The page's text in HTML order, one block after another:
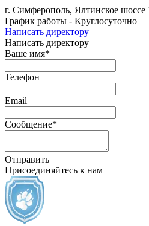
г. Симферополь, Ялтинское шоссе
График работы - Круглосуточно
Написать директору
Написать директору
Ваше имя*
Телефон
Email
Сообщение*
Отправить
Присоединяйтесь к нам